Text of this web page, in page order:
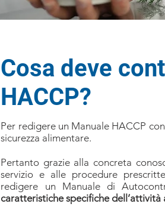
Cosa deve
HACCP?
Per redigere un Manuale HACCP
sicurezza alimentare.
Pertanto grazie alla concreta
servizio e alle procedure
redigere un Manuale di
caratteristiche specifiche dell’attività